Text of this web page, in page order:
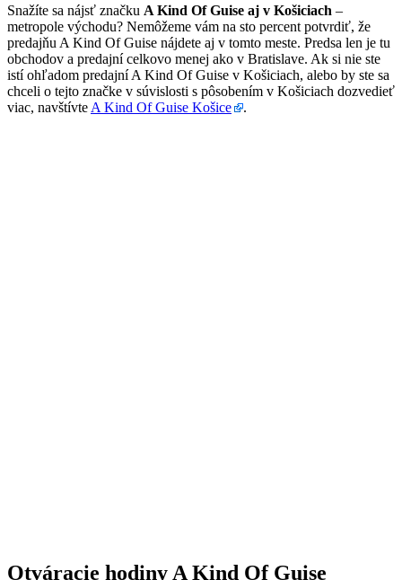
Snažíte sa nájsť značku A Kind Of Guise aj v Košiciach –
metropole východu? Nemôžeme vám na sto percent potvrdiť, že
predajňu A Kind Of Guise nájdete aj v tomto meste. Predsa len je tu
obchodov a predajní celkovo menej ako v Bratislave. Ak si nie ste
istí ohľadom predajní A Kind Of Guise v Košiciach, alebo by ste sa
chceli o tejto značke v súvislosti s pôsobením v Košiciach dozvedieť
viac, navštívte A Kind Of Guise Košice .
Otváracie hodiny A Kind Of Guise